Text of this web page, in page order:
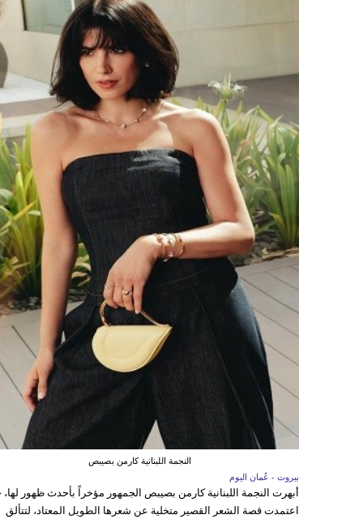
النجمة اللبنانية كارمن بصيبص
بيروت - عُمان اليوم
أبهرت النجمة اللبنانية كارمن بصيبص الجمهور مؤخراً بأحدث ظهور
اعتمدت قصة الشعر القصير متخلية عن شعرها الطويل المعتاد، لتتألق